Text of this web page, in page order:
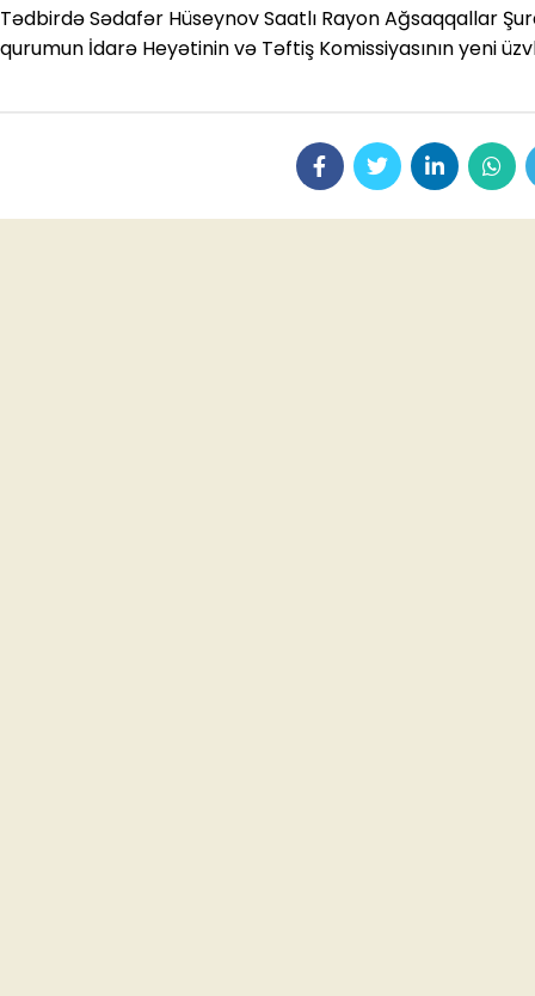
Tədbirdə Sədafər Hüseynov Saatlı Rayon Ağsaqqallar
qurumun İdarə Heyətinin və Təftiş Komissiyasının yeni